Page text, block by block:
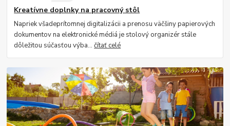
Kreatívne doplnky na pracovný stôl
Napriek všadeprítomnej digitalizácii a prenosu väčšiny papierových
dokumentov na elektronické médiá je stolový organizér stále
dôležitou súčasťou výba...čítať celé